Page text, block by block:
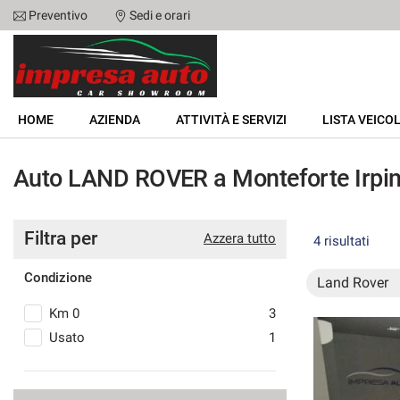
HOME
AZIENDA
ATTIVITÀ E SERVIZI
LISTA VEICOLI
NOLEGGIO
ACQUISTIAMO USATO
Preventivo Sedi e orari
HOME AZIENDA ATTIVITÀ E SERVIZI LISTA
Auto LAND ROVER a Monteforte
Azzera tutto
Filtra per
Condizione
Km 0
3
Usato
1
4 risultati
Land Rover
Le
preferenze
di
consenso
Il
pannello
ti
di
esprimere
tue
di
consenso
tecnologie
di